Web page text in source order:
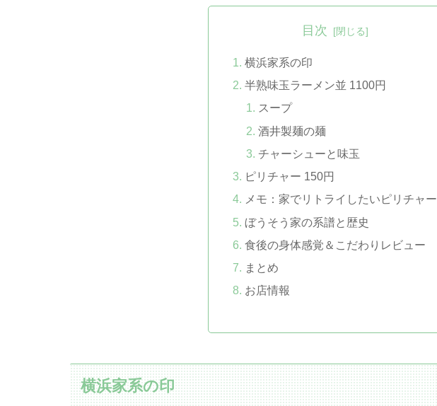
目次
横浜家系の印
半熟味玉ラーメン並 1100円
スープ
酒井製麺の麺
チャーシューと味玉
ピリチャー 150円
メモ：家でリトライしたいピリチャー
ぼうそう家の系譜と歴史
食後の身体感覚＆こだわりレビュー
まとめ
お店情報
横浜家系の印